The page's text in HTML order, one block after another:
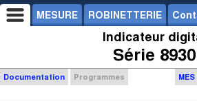
MESURE ROBINETTERIE
Indicateur
Série 8930
Documentation Programmes